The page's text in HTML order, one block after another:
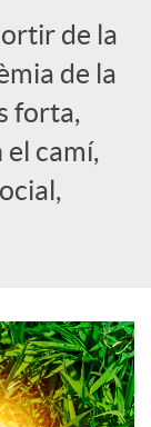
de la
de la
forta,
camí,